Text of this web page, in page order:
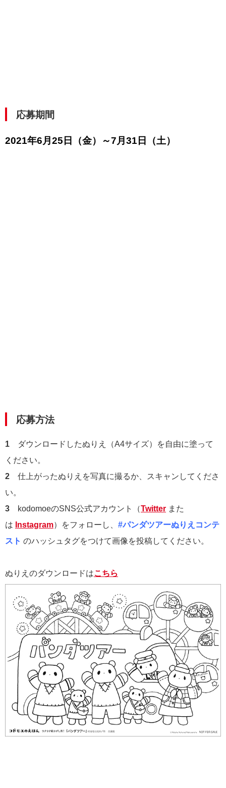
応募期間
2021年6月25日（金）～7月31日（土）
応募方法
1 ダウンロードしたぬりえ（A4サイズ）を自由に塗って
ください。
2 仕上がったぬりえを写真に撮るか、スキャンしてくださ
い。
3 kodomoeのSNS公式アカウント（Twitter また
は Instagram）をフォローし、 #パンダツアーぬりえコンテ
スト のハッシュタグをつけて画像を投稿してください。
ぬりえのダウンロードはこちら